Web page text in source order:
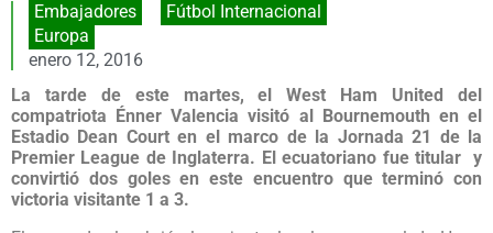
Embajadores
Fútbol Internacional
Europa
enero 12, 2016
La tarde de este martes, el West Ham United del
compatriota Énner Valencia visitó al Bournemouth en el
Estadio Dean Court en el marco de la Jornada 21 de la
Premier League de Inglaterra. El ecuatoriano fue titular y
convirtió dos goles en este encuentro que terminó con
victoria visitante 1 a 3.